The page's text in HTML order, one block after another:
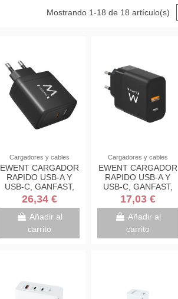
Mostrando 1-18 de 18 artículo(s)
Cargadores y cables
EWENT CARGADOR
RAPIDO USB-A Y
USB-C, GANFAST,
65W
26,34 €
Añadir al
carrito
Cargadores y cables
EWENT CARGADOR
RAPIDO USB-A Y
USB-C, GANFAST,
45W
17,03 €
Añadir al
carrito